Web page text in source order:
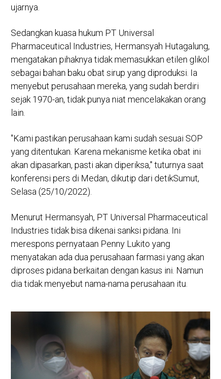
ujarnya.
Sedangkan kuasa hukum PT Universal
Pharmaceutical Industries, Hermansyah Hutagalung,
mengatakan pihaknya tidak memasukkan etilen glikol
sebagai bahan baku obat sirup yang diproduksi. Ia
menyebut perusahaan mereka, yang sudah berdiri
sejak 1970-an, tidak punya niat mencelakakan orang
lain.
"Kami pastikan perusahaan kami sudah sesuai SOP
yang ditentukan. Karena mekanisme ketika obat ini
akan dipasarkan, pasti akan diperiksa," tuturnya saat
konferensi pers di Medan, dikutip dari detikSumut,
Selasa (25/10/2022).
Menurut Hermansyah, PT Universal Pharmaceutical
Industries tidak bisa dikenai sanksi pidana. Ini
merespons pernyataan Penny Lukito yang
menyatakan ada dua perusahaan farmasi yang akan
diproses pidana berkaitan dengan kasus ini. Namun
dia tidak menyebut nama-nama perusahaan itu.